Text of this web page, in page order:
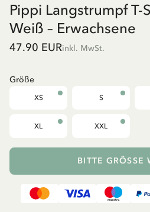
Pippi Langstrumpf T-
Weiß – Erwachsene
47.90 EURinkl. MwSt.
Größe
XS S
XL XXL
BITTE GRÖSSE